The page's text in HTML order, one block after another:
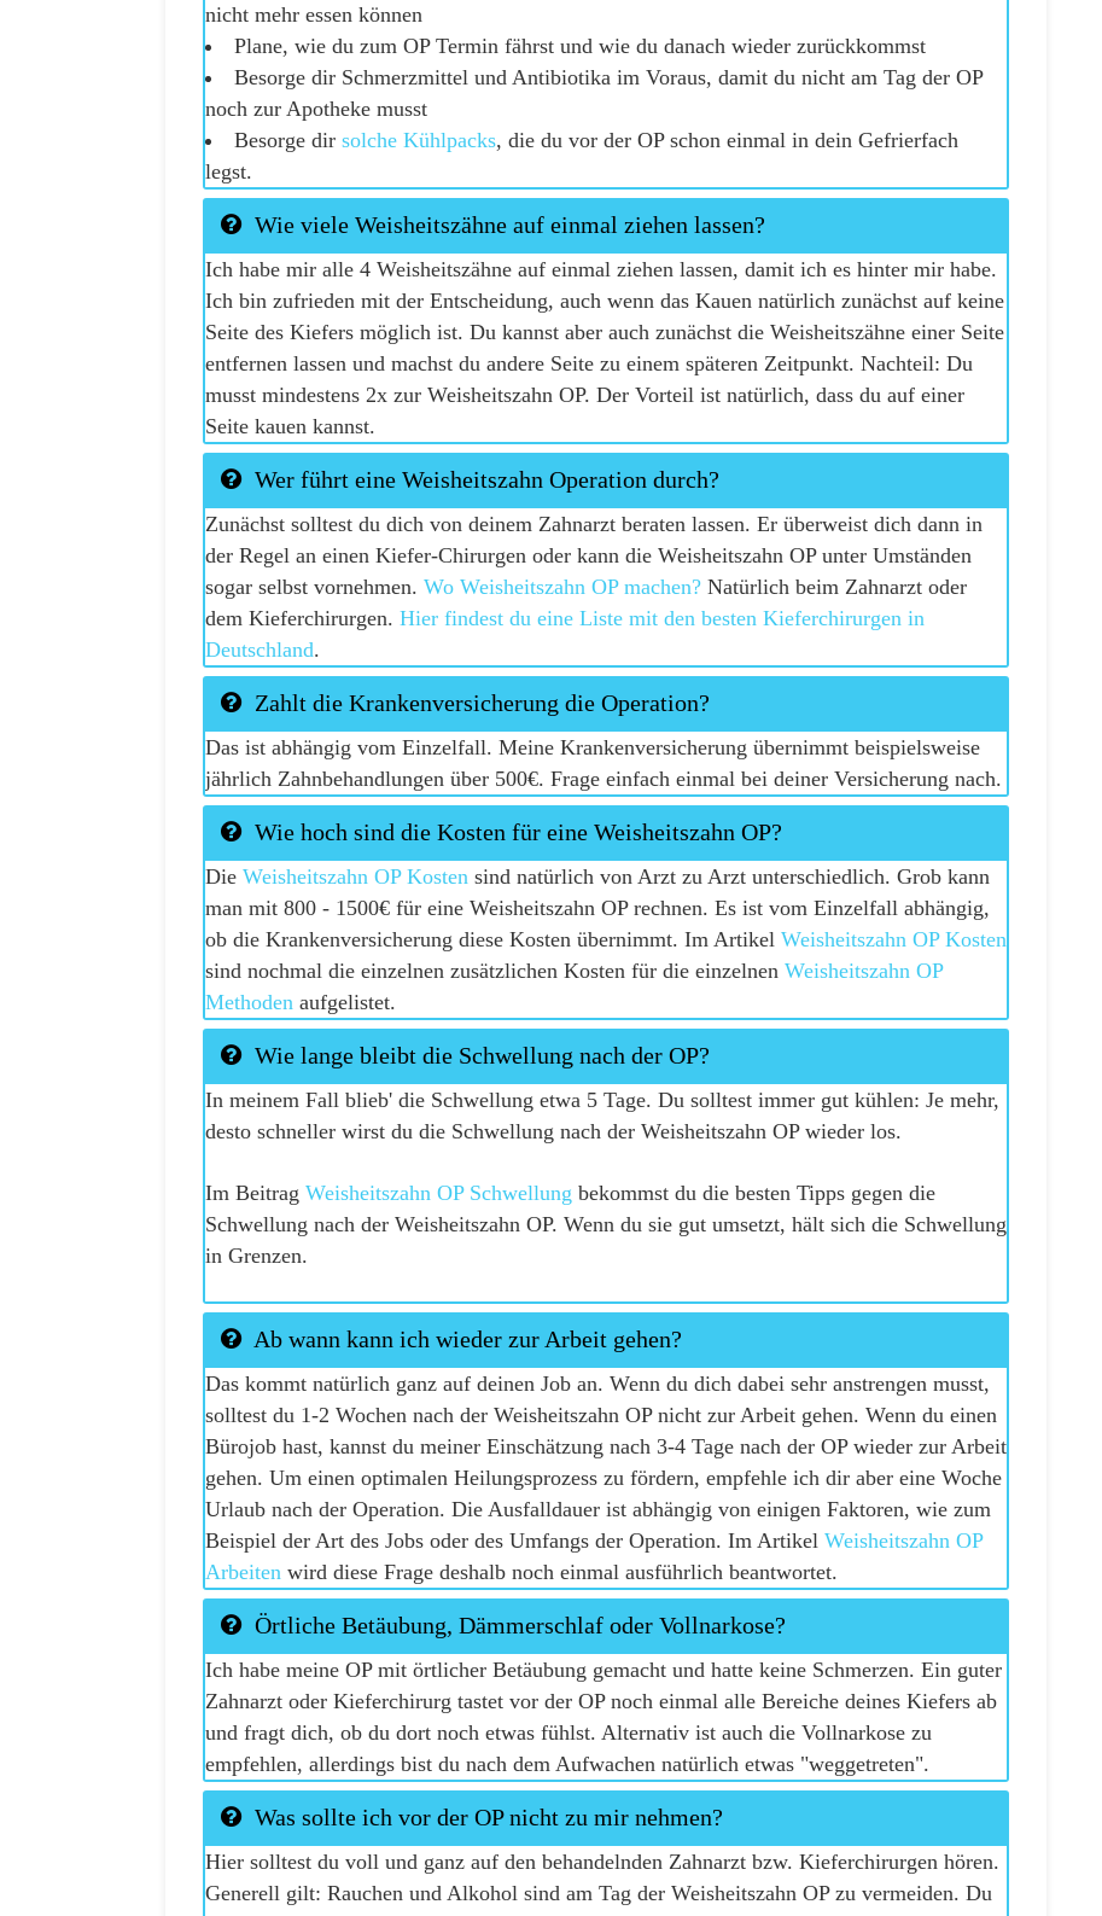
nicht mehr essen können
Plane, wie du zum OP Termin fährst und wie du danach wieder zurückkommst
Besorge dir Schmerzmittel und Antibiotika im Voraus, damit du nicht am Tag der OP
noch zur Apotheke musst
Besorge dir solche Kühlpacks, die du vor der OP schon einmal in dein Gefrierfach
legst.
Wie viele Weisheitszähne auf einmal ziehen lassen?
Ich habe mir alle 4 Weisheitszähne auf einmal ziehen lassen, damit ich es hinter mir habe.
Ich bin zufrieden mit der Entscheidung, auch wenn das Kauen natürlich zunächst auf keine
Seite des Kiefers möglich ist. Du kannst aber auch zunächst die Weisheitszähne einer Seite
entfernen lassen und machst du andere Seite zu einem späteren Zeitpunkt. Nachteil: Du
musst mindestens 2x zur Weisheitszahn OP. Der Vorteil ist natürlich, dass du auf einer
Seite kauen kannst.
Wer führt eine Weisheitszahn Operation durch?
Zunächst solltest du dich von deinem Zahnarzt beraten lassen. Er überweist dich dann in
der Regel an einen Kiefer-Chirurgen oder kann die Weisheitszahn OP unter Umständen
sogar selbst vornehmen. Wo Weisheitszahn OP machen? Natürlich beim Zahnarzt oder
dem Kieferchirurgen. Hier findest du eine Liste mit den besten Kieferchirurgen in
Deutschland.
Zahlt die Krankenversicherung die Operation?
Das ist abhängig vom Einzelfall. Meine Krankenversicherung übernimmt beispielsweise
jährlich Zahnbehandlungen über 500€. Frage einfach einmal bei deiner Versicherung nach.
Wie hoch sind die Kosten für eine Weisheitszahn OP?
Die Weisheitszahn OP Kosten sind natürlich von Arzt zu Arzt unterschiedlich. Grob kann
man mit 800 - 1500€ für eine Weisheitszahn OP rechnen. Es ist vom Einzelfall abhängig,
ob die Krankenversicherung diese Kosten übernimmt. Im Artikel Weisheitszahn OP Kosten
sind nochmal die einzelnen zusätzlichen Kosten für die einzelnen Weisheitszahn OP
Methoden aufgelistet.
Wie lange bleibt die Schwellung nach der OP?
In meinem Fall blieb' die Schwellung etwa 5 Tage. Du solltest immer gut kühlen: Je mehr,
desto schneller wirst du die Schwellung nach der Weisheitszahn OP wieder los.
Im Beitrag Weisheitszahn OP Schwellung bekommst du die besten Tipps gegen die
Schwellung nach der Weisheitszahn OP. Wenn du sie gut umsetzt, hält sich die Schwellung
in Grenzen.
Ab wann kann ich wieder zur Arbeit gehen?
Das kommt natürlich ganz auf deinen Job an. Wenn du dich dabei sehr anstrengen musst,
solltest du 1-2 Wochen nach der Weisheitszahn OP nicht zur Arbeit gehen. Wenn du einen
Bürojob hast, kannst du meiner Einschätzung nach 3-4 Tage nach der OP wieder zur Arbeit
gehen. Um einen optimalen Heilungsprozess zu fördern, empfehle ich dir aber eine Woche
Urlaub nach der Operation. Die Ausfalldauer ist abhängig von einigen Faktoren, wie zum
Beispiel der Art des Jobs oder des Umfangs der Operation. Im Artikel Weisheitszahn OP
Arbeiten wird diese Frage deshalb noch einmal ausführlich beantwortet.
Örtliche Betäubung, Dämmerschlaf oder Vollnarkose?
Ich habe meine OP mit örtlicher Betäubung gemacht und hatte keine Schmerzen. Ein guter
Zahnarzt oder Kieferchirurg tastet vor der OP noch einmal alle Bereiche deines Kiefers ab
und fragt dich, ob du dort noch etwas fühlst. Alternativ ist auch die Vollnarkose zu
empfehlen, allerdings bist du nach dem Aufwachen natürlich etwas "weggetreten".
Was sollte ich vor der OP nicht zu mir nehmen?
Hier solltest du voll und ganz auf den behandelnden Zahnarzt bzw. Kieferchirurgen hören.
Generell gilt: Rauchen und Alkohol sind am Tag der Weisheitszahn OP zu vermeiden. Du